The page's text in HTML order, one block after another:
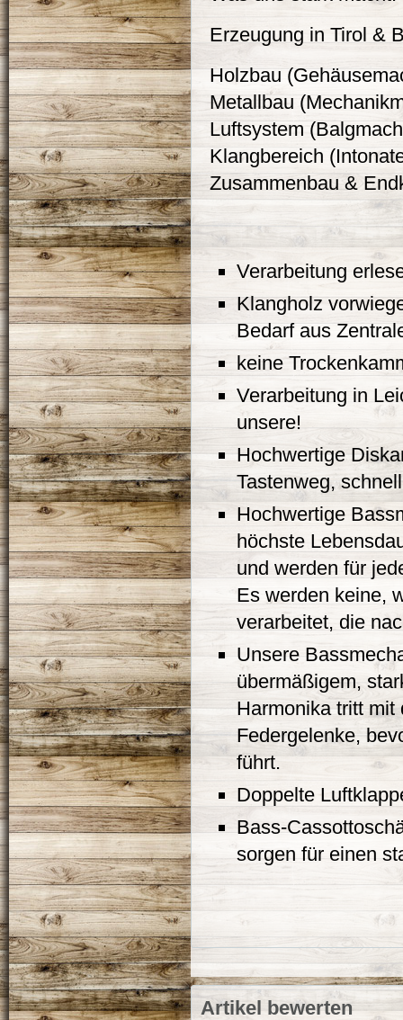
Erzeugung in Tirol &
Holzbau
Metallbau
Luftsystem
Klangbereich
Zusammenbau &
Verarbeitung
Klangholz
Bedarf aus
keine
Verarbeitung in
unsere!
Hochwertige
Tastenweg,
Hochwertige
höchste
und werden für
Es werden keine,
verarbeitet, die
Unsere
übermäßigem,
Harmonika tritt mit
Federgelenke,
führt.
Doppelte
Bass-
sorgen für einen
Artikel bewerten